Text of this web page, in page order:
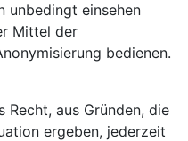
unbedingt einsehen
Mittel der
bedienen.
aus Gründen, die
ergeben, jederzeit